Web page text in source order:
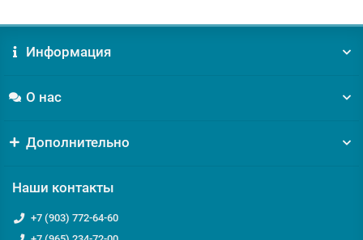
Информация
О нас
Дополнительно
Наши контакты
+7 (903) 772-64-60